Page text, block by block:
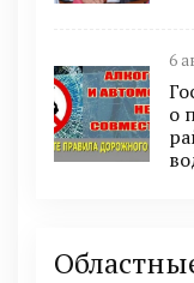
6
о